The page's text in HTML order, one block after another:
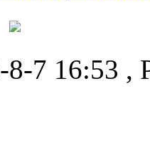
7 16:53 ,